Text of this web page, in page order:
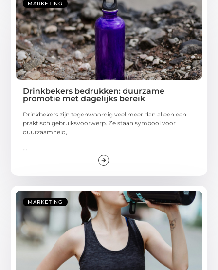
MARKETING
Drinkbekers bedrukken: duurzame
promotie met dagelijks bereik
Drinkbekers zijn tegenwoordig veel meer dan alleen een
praktisch gebruiksvoorwerp. Ze staan symbool voor
duurzaamheid,
MARKETING